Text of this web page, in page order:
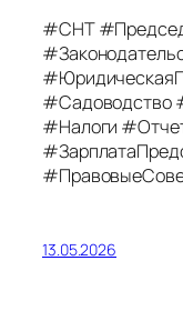
#СНТ
#Садоводство
#Налоги
13.05.2026